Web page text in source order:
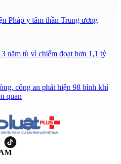
Pháp y tâm thần Trung ương
năm tù vì chiếm đoạt hơn 1,1 tỷ
công an phát hiện 98 bình khí
quan